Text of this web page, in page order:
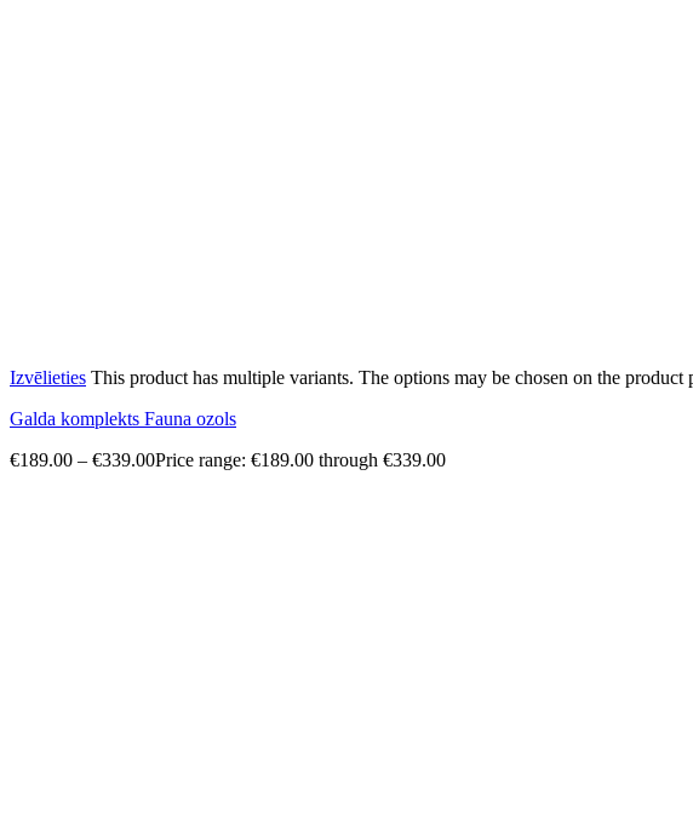
Izvēlieties This product has multiple variants. The options may be chosen on the product
Galda komplekts Fauna ozols
€189.00 – €339.00Price range: €189.00 through €339.00